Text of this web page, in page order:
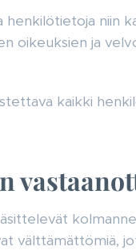
niin
oikeuksien ja
kaikki
välttämättömiä,